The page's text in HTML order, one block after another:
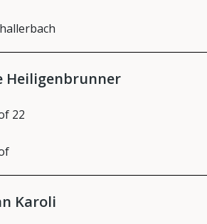
Heiligenbrunner
22
Karoli